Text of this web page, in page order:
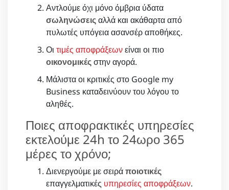
Αντλούμε όχι μόνο όμβρια ύδατα
σωληνώσειςαλλά και ακάθαρτα από
πυλωτές υπόγεια ασανσέρ αποθήκες.
Οι τιμές αποφράξεωνείναι οι πιο
οικονομικέςστην αγορά.
Μάλιστα οι κριτικές στο Google my
Business καταδεινύουν του λόγου το
αληθές.
Ποιες αποφρακτικές υπηρεσίες
εκτελούμε 24h το 24ωρο 365
μέρες το χρόνο;
Διενεργούμε με σειράποιοτικές
επαγγελματικές υπηρεσίες αποφράξεων.